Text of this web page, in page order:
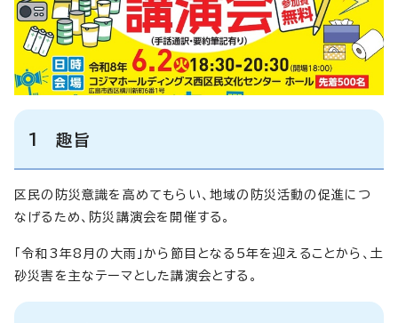
1 趣旨
区民の防災意識を高めてもらい、地域の防災活動の促進につ
なげるため、防災講演会を開催する。
「令和3年8月の大雨」から節目となる5年を迎えることから、土
砂災害を主なテーマとした講演会とする。